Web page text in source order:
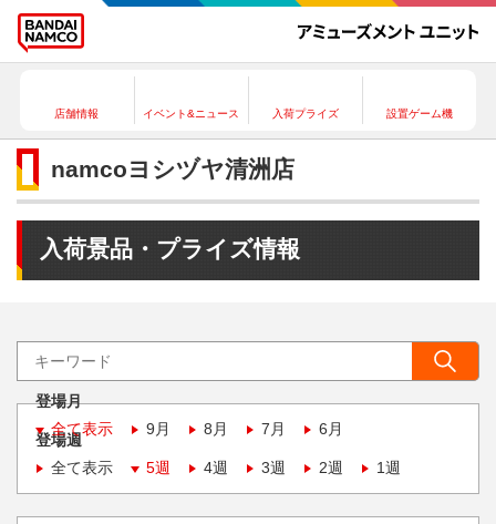
店舗情報 イベント&ニュース 入荷プライズ 設置ゲーム機
namcoヨシヅヤ清洲店
入荷景品・プライズ情報
登場月
全て表示
9月 8月 7月 6月
登場週
全て表示
5週 4週 3週 2週 1週